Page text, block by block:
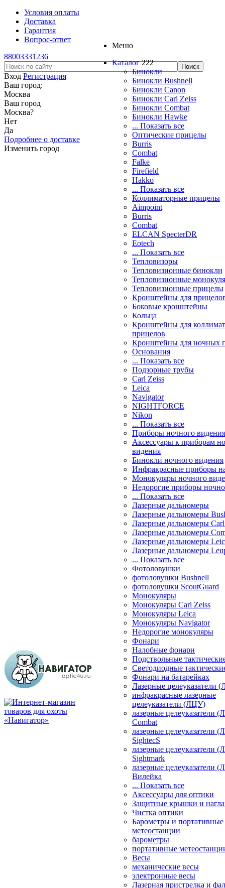
Условия оплаты
Доставка
Гарантия
Вопрос-ответ
88003331236
Вход Регистрация
Ваш город:
Москва
Ваш город
Москва?
Нет
Да
Подробнее о доставке
Изменить город
Меню
Каталог 222
Бинокли
Бинокли Bushnell
Бинокли Canon
Бинокли Carl Zeiss
Бинокли Combat
Бинокли Hawke
... Показать все
Оптические прицелы
Burris
Combat
Falke
Firefield
Hakko
... Показать все
Коллиматорные прицелы
Aimpoint
Burris
Combat
ELCAN SpecterDR
Eotech
... Показать все
Тепловизоры
Тепловизионные бинокли
Тепловизионные
Тепловизионные прицелы
Кронштейны для
Боковые кронштейны
Кольца
Кронштейны для
прицелов
Кронштейны для ночных
Основания
... Показать все
Подзорные трубы
Carl Zeiss
Leica
Navigator
NIGHTFORCE
Nikon
... Показать все
Приборы ночного видения
Аксессуары к приборам
видения
Бинокли ночного видения
Инфракрасные приборы
Монокуляры ночного
Недорогие приборы
... Показать все
Лазерные дальномеры
Лазерные дальномеры
Лазерные дальномеры
Лазерные дальномеры
Лазерные дальномеры
Лазерные дальномеры
... Показать все
Фотоловушки
фотоловушки Bushnell
фотоловушки ScoutGuard
Монокуляры
Монокуляры Carl Zeiss
Монокуляры Leica
Монокуляры Navigator
Недорогие монокуляры
Фонари
Налобные фонари
Подствольные
Светодиодные
Фонари на батарейках
Лазерные целеуказатели
инфракрасные лазерные
целеуказатели (ЛЦУ)
лазерные целеуказатели
Combat
лазерные целеуказатели
SightecS
лазерные целеуказатели
Sightmark
лазерные целеуказатели
Вилейка
... Показать все
Аксессуары для оптики
Защитные крышки и
Чистка оптики
Барометры и портативные
метеостанции
барометры
портативные
Весы
механические весы
электронные весы
Лазерная пристрелка и